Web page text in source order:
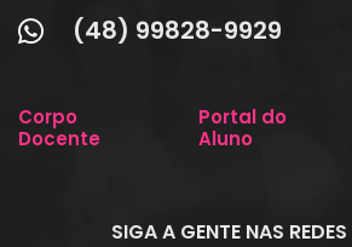
(48) 99828-9929
Corpo
Docente
Portal do
Aluno
SIGA A GENTE NAS